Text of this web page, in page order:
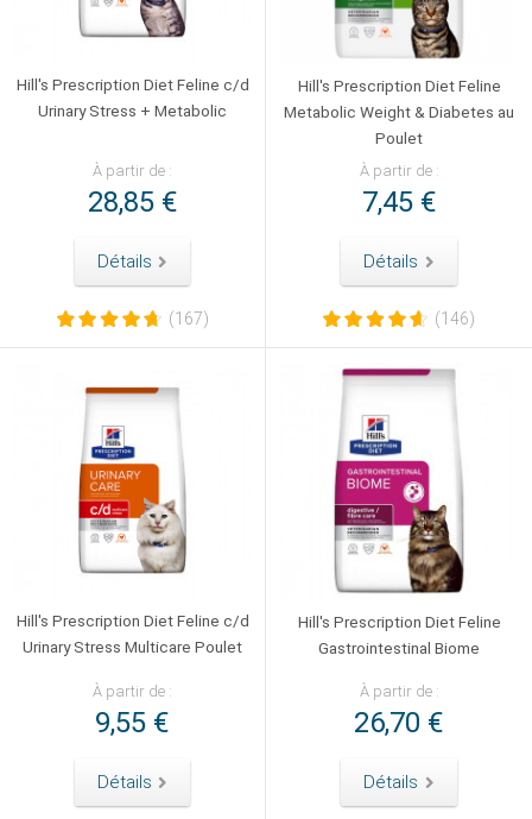
Hill's Prescription Diet Feline c/d
Urinary Stress + Metabolic
À partir de :
28,85 €
Détails
(167)
Hill's Prescription Diet Feline
Metabolic Weight & Diabetes au
Poulet
À partir de :
7,45 €
Détails
(146)
Hill's Prescription Diet Feline c/d
Urinary Stress Multicare Poulet
À partir de :
9,55 €
Détails
Hill's Prescription Diet Feline
Gastrointestinal Biome
À partir de :
26,70 €
Détails